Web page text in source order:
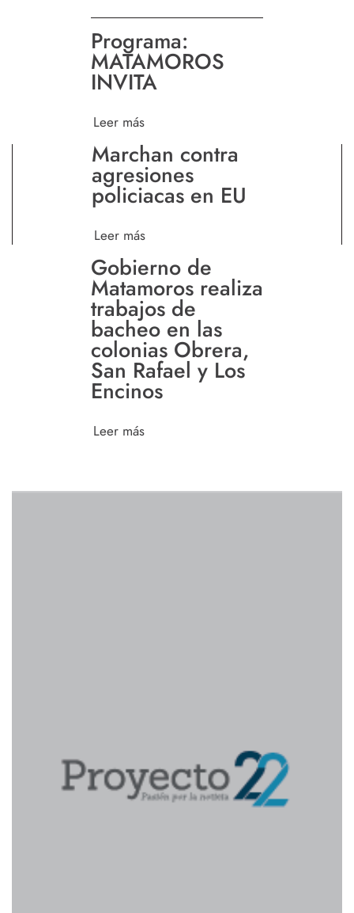
Programa:
MATAMOROS
INVITA
Leer más
Marchan contra
agresiones
policiacas en EU
Leer más
Gobierno de
Matamoros realiza
trabajos de
bacheo en las
colonias Obrera,
San Rafael y Los
Encinos
Leer más